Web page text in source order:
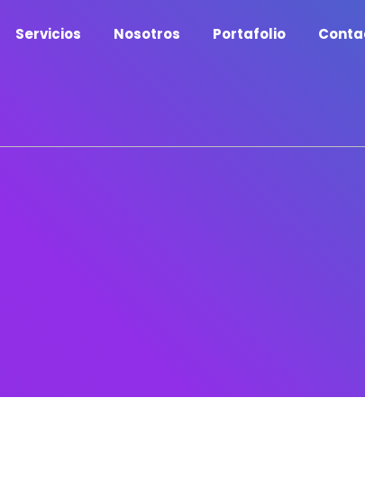
Servicios Nosotros Portafolio